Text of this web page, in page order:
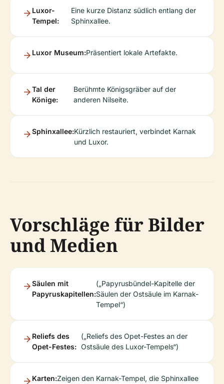
Luxor-
Tempel:
Eine kurze Distanz südlich entlang der
Sphinxallee.
Luxor Museum:Präsentiert lokale Artefakte.
Tal der
Könige:
Berühmte Königsgräber auf der
anderen Nilseite.
Sphinxallee:Kürzlich restauriert, verbindet Karnak
und Luxor.
Vorschläge für Bilder
und Medien
Säulen mit
Papyruskapitellen:
(„Papyrusbündel-Kapitelle der
Säulen der Ostsäule im Karnak-
Tempel“)
Reliefs des
Opet-Festes:
(„Reliefs des Opet-Festes an der
Ostsäule des Luxor-Tempels“)
Karten:Zeigen den Karnak-Tempel, die Sphinxallee